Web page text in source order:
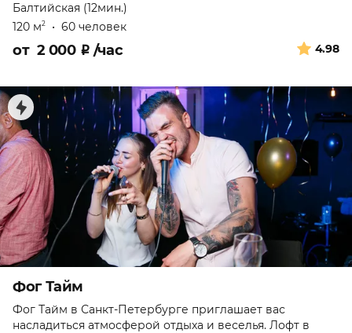
Балтийская (12мин.)
120 м2 • 60 человек
4.98
от 2 000 ₽ /час
Фог Тайм
Фог Тайм в Санкт-Петербурге приглашает вас
насладиться атмосферой отдыха и веселья. Лофт в